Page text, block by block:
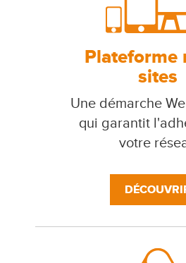
Plateforme
sites
Une démarche
qui garantit
votre